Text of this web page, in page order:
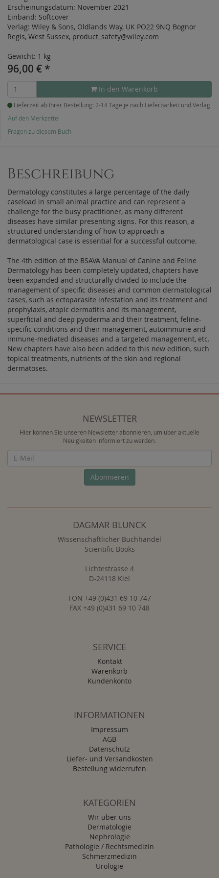
Erscheinungsdatum: November 2021
Einband: Softcover
Verlag: Wiley & Sons, Oldlands Way, UK PO22 9NQ Bognor
Regis, West Sussex, product_safety@wiley.com
Gewicht: 1 kg
96,00 € *
In den Warenkorb
Lieferzeit ab Ihrer Bestellung: 2-14 Tage je nach Lieferbarkeit und Verlag
Auf den Merkzettel
Fragen zu diesem Buch
Beschreibung
Dermatology constitutes a large percentage of the daily
caseload in small animal practice and can represent a
challenge for the busy practitioner, as many different
diseases have similar presenting signs. For this reason, a
structured understanding of how to approach a
dermatological case is essential for a successful outcome.
The 4th edition of the BSAVA Manual of Canine and Feline
Dermatology has been completely updated, chapters have
been expanded and structurally divided to include the
management of specific diseases and common dermatological
cases, such as ectoparasite infestation and its treatment and
prophylaxis, atopic dermatitis and its management,
superficial and deep pyoderma and their treatment, feline-
specific conditions and their management, autoimmune and
immune-mediated diseases and a targeted management, etc.
New chapters have also been added to this new edition, such
topical treatments, nutrients of the skin and regional
dermatoses.
NEWSLETTER
Hier können Sie unseren Newsletter abonnieren, um über aktuelle
Neuigkeiten informiert zu werden.
Abonnieren
DAGMAR BLUNCK
Wissenschaftlicher Buchhandel
Scientific Books
Lichtestrasse 4
D-24118 Kiel
FON +49 (0)431 69 10 747
FAX +49 (0)431 69 10 748
SERVICE
Kontakt
Warenkorb
Kundenkonto
INFORMATIONEN
Impressum
AGB
Datenschutz
Liefer- und Versandkosten
Bestellung widerrufen
KATEGORIEN
Wir über uns
Dermatologie
Nephrologie
Pathologie / Rechtsmedizin
Schmerzmedizin
Urologie